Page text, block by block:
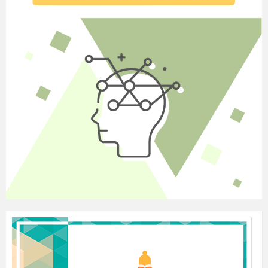
Правопис
неозначених
займенників
– з
де-, -сь:
аби
хто,